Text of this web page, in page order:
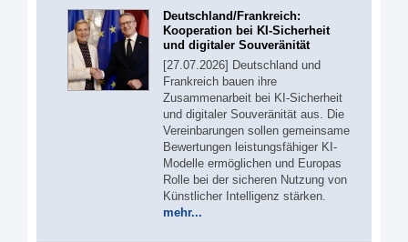
Deutschland/Frankreich:
Kooperation bei KI-Sicherheit
und digitaler Souveränität
[27.07.2026] Deutschland und
Frankreich bauen ihre
Zusammenarbeit bei KI-Sicherheit
und digitaler Souveränität aus. Die
Vereinbarungen sollen gemeinsame
Bewertungen leistungsfähiger KI-
Modelle ermöglichen und Europas
Rolle bei der sicheren Nutzung von
Künstlicher Intelligenz stärken.
mehr...